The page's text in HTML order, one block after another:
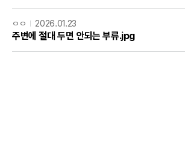
ㅇㅇ 2026.01.23
주변에 절대 두면 안되는 부류.jpg